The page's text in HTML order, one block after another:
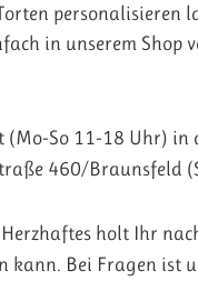
personalisieren
in unserem
So 11-18 Uhr) in
460/Braunsfeld
holt Ihr
kann. Bei Fragen